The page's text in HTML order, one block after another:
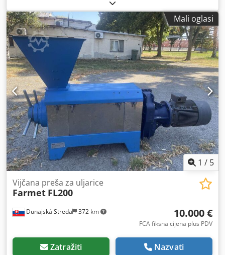
do 1.400 kg/h. Dsdsxrc Ixspfx Anuock
Mali oglasi
1 / 5
Dunajská Streda 372 km
Vijčana preša za uljarice
Farmet FL200
10.000 €
FCA fiksna cijena plus PDV
Zatražiti Nazvati